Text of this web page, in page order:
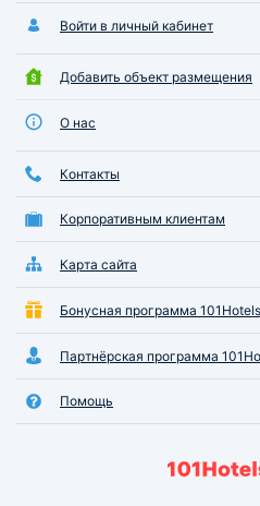
Войти в личный кабинет
Добавить объект размещения
О нас
Контакты
Корпоративным клиентам
Карта сайта
Бонусная программа
Партнёрская программа
Помощь